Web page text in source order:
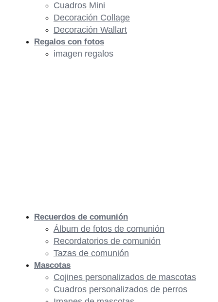
Cuadros Mini
Decoración Collage
Decoración Wallart
Regalos con fotos
imagen regalos
Recuerdos de comunión
Álbum de fotos de comunión
Recordatorios de comunión
Tazas de comunión
Mascotas
Cojines personalizados de mascotas
Cuadros personalizados de perros